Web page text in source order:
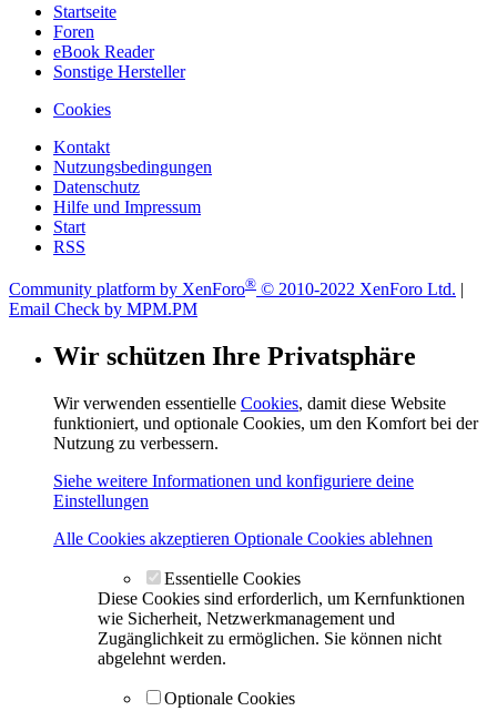
Startseite
Foren
eBook Reader
Sonstige Hersteller
Cookies
Kontakt
Nutzungsbedingungen
Datenschutz
Hilfe und Impressum
Start
RSS
Community platform by XenForo® © 2010-2022 XenForo Ltd. |
Email Check by MPM.PM
Wir schützen Ihre Privatsphäre
Wir verwenden essentielle Cookies, damit diese Website
funktioniert, und optionale Cookies, um den Komfort bei der
Nutzung zu verbessern.
Siehe weitere Informationen und konfiguriere deine
Einstellungen
Alle Cookies akzeptieren Optionale Cookies ablehnen
Essentielle Cookies
Diese Cookies sind erforderlich, um Kernfunktionen
wie Sicherheit, Netzwerkmanagement und
Zugänglichkeit zu ermöglichen. Sie können nicht
abgelehnt werden.
Optionale Cookies